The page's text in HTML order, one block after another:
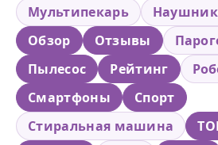
Мультипекарь
Обзор
Отзывы
Пылесос
Рейтинг
Смартфоны
Спорт
Стиральная машина